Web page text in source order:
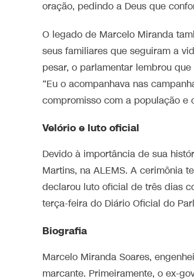
oração, pedindo a Deus que
O legado de Marcelo Miranda
seus familiares que seguiram a
pesar, o parlamentar lembrou
“Eu o acompanhava nas
compromisso com a população e
Velório e luto oficial
Devido à importância de sua
Martins, na ALEMS. A cerimônia
declarou luto oficial de três dias
terça-feira do Diário Oficial do
Biografia
Marcelo Miranda Soares,
marcante. Primeiramente, o ex-